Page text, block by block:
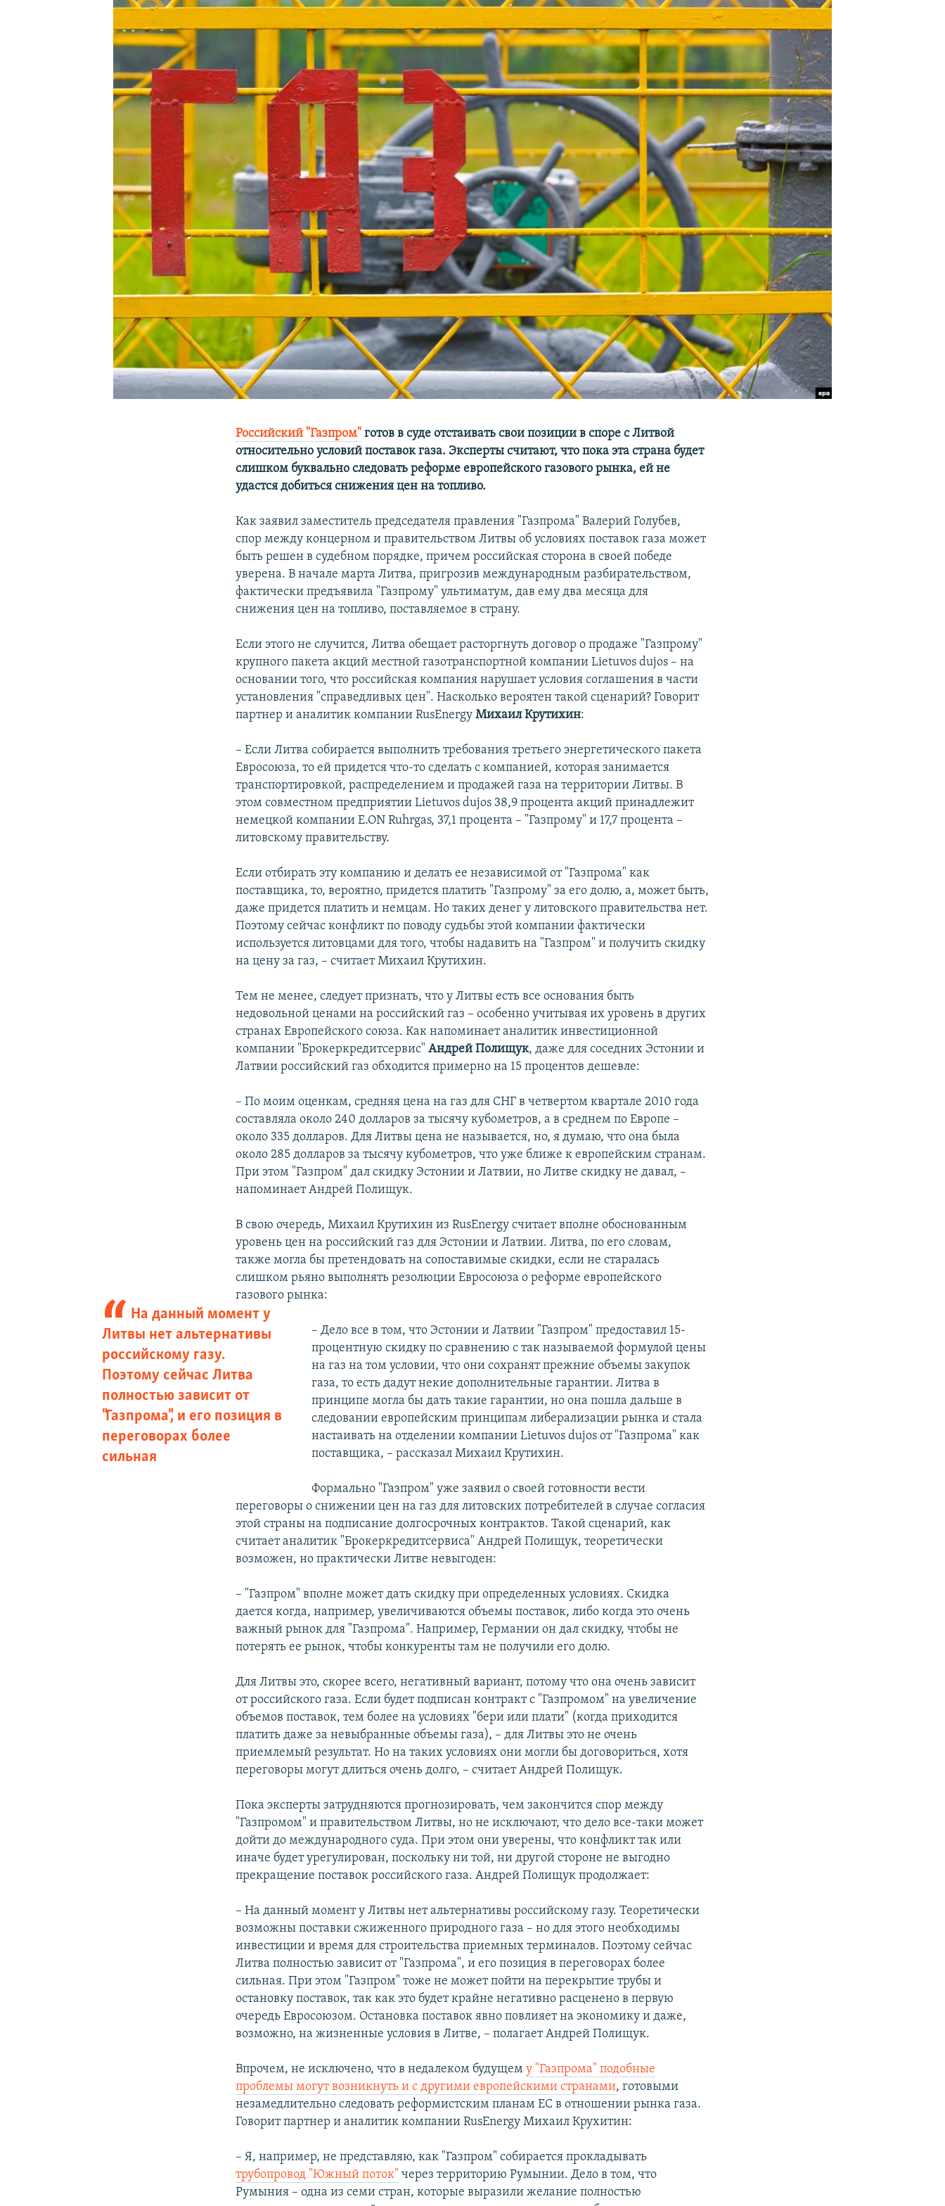
ПОДПИШИТЕСЬ НА РАССЫЛКУ
Российский "Газпром" готов в суде отстаивать свои позиции в споре с Литвой
относительно условий поставок газа. Эксперты считают, что пока эта страна будет
слишком буквально следовать реформе европейского газового рынка, ей не
удастся добиться снижения цен на топливо.
Как заявил заместитель председателя правления "Газпрома" Валерий Голубев,
спор между концерном и правительством Литвы об условиях поставок газа может
быть решен в судебном порядке, причем российская сторона в своей победе
уверена. В начале марта Литва, пригрозив международным разбирательством,
фактически предъявила "Газпрому" ультиматум, дав ему два месяца для
снижения цен на топливо, поставляемое в страну.
Если этого не случится, Литва обещает расторгнуть договор о продаже "Газпрому"
крупного пакета акций местной газотранспортной компании Lietuvos dujos – на
основании того, что российская компания нарушает условия соглашения в части
установления "справедливых цен". Насколько вероятен такой сценарий? Говорит
партнер и аналитик компании RusEnergyМихаил Крутихин:
– Если Литва собирается выполнить требования третьего энергетического пакета
Евросоюза, то ей придется что-то сделать с компанией, которая занимается
транспортировкой, распределением и продажей газа на территории Литвы. В
этом совместном предприятии Lietuvos dujos 38,9 процента акций принадлежит
немецкой компании E.ON Ruhrgas, 37,1 процента – "Газпрому" и 17,7 процента –
литовскому правительству.
Если отбирать эту компанию и делать ее независимой от "Газпрома" как
поставщика, то, вероятно, придется платить "Газпрому" за его долю, а, может быть,
даже придется платить и немцам. Но таких денег у литовского правительства нет.
Поэтому сейчас конфликт по поводу судьбы этой компании фактически
используется литовцами для того, чтобы надавить на "Газпром" и получить скидку
на цену за газ, – считает Михаил Крутихин.
Тем не менее, следует признать, что у Литвы есть все основания быть
недовольной ценами на российский газ – особенно учитывая их уровень в других
странах Европейского союза. Как напоминает аналитик инвестиционной
компании "Брокеркредитсервис"Андрей Полищук, даже для соседних Эстонии и
Латвии российский газ обходится примерно на 15 процентов дешевле:
– По моим оценкам, средняя цена на газ для СНГ в четвертом квартале 2010 года
составляла около 240 долларов за тысячу кубометров, а в среднем по Европе –
около 335 долларов. Для Литвы цена не называется, но, я думаю, что она была
около 285 долларов за тысячу кубометров, что уже ближе к европейским странам.
При этом "Газпром" дал скидку Эстонии и Латвии, но Литве скидку не давал, –
напоминает Андрей Полищук.
В свою очередь, Михаил Крутихин из RusEnergy считает вполне обоснованным
уровень цен на российский газ для Эстонии и Латвии. Литва, по его словам,
также могла бы претендовать на сопоставимые скидки, если не старалась
слишком рьяно выполнять резолюции Евросоюза о реформе европейского
газового рынка:
На данный момент у
Литвы нет альтернативы
российскому газу.
Поэтому сейчас Литва
полностью зависит от
"Газпрома", и его позиция в
переговорах более
сильная
– Дело все в том, что Эстонии и Латвии "Газпром" предоставил 15-
процентную скидку по сравнению с так называемой формулой цены
на газ на том условии, что они сохранят прежние объемы закупок
газа, то есть дадут некие дополнительные гарантии. Литва в
принципе могла бы дать такие гарантии, но она пошла дальше в
следовании европейским принципам либерализации рынка и стала
настаивать на отделении компании Lietuvos dujos от "Газпрома" как
поставщика, – рассказал Михаил Крутихин.
Формально "Газпром" уже заявил о своей готовности вести
переговоры о снижении цен на газ для литовских потребителей в случае согласия
этой страны на подписание долгосрочных контрактов. Такой сценарий, как
считает аналитик "Брокеркредитсервиса" Андрей Полищук, теоретически
возможен, но практически Литве невыгоден:
– "Газпром" вполне может дать скидку при определенных условиях. Скидка
дается когда, например, увеличиваются объемы поставок, либо когда это очень
важный рынок для "Газпрома". Например, Германии он дал скидку, чтобы не
потерять ее рынок, чтобы конкуренты там не получили его долю.
Для Литвы это, скорее всего, негативный вариант, потому что она очень зависит
от российского газа. Если будет подписан контракт с "Газпромом" на увеличение
объемов поставок, тем более на условиях "бери или плати" (когда приходится
платить даже за невыбранные объемы газа), – для Литвы это не очень
приемлемый результат. Но на таких условиях они могли бы договориться, хотя
переговоры могут длиться очень долго, – считает Андрей Полищук.
Пока эксперты затрудняются прогнозировать, чем закончится спор между
"Газпромом" и правительством Литвы, но не исключают, что дело все-таки может
дойти до международного суда. При этом они уверены, что конфликт так или
иначе будет урегулирован, поскольку ни той, ни другой стороне не выгодно
прекращение поставок российского газа. Андрей Полищук продолжает:
– На данный момент у Литвы нет альтернативы российскому газу. Теоретически
возможны поставки сжиженного природного газа – но для этого необходимы
инвестиции и время для строительства приемных терминалов. Поэтому сейчас
Литва полностью зависит от "Газпрома", и его позиция в переговорах более
сильная. При этом "Газпром" тоже не может пойти на перекрытие трубы и
остановку поставок, так как это будет крайне негативно расценено в первую
очередь Евросоюзом. Остановка поставок явно повлияет на экономику и даже,
возможно, на жизненные условия в Литве, – полагает Андрей Полищук.
Впрочем, не исключено, что в недалеком будущему "Газпрома" подобные
проблемы могут возникнуть и с другими европейскими странами, готовыми
незамедлительно следовать реформистским планам ЕС в отношении рынка газа.
Говорит партнер и аналитик компании RusEnergy Михаил Крухитин:
– Я, например, не представляю, как "Газпром" собирается прокладывать
трубопровод "Южный поток" через территорию Румынии. Дело в том, что
Румыния – одна из семи стран, которые выразили желание полностью